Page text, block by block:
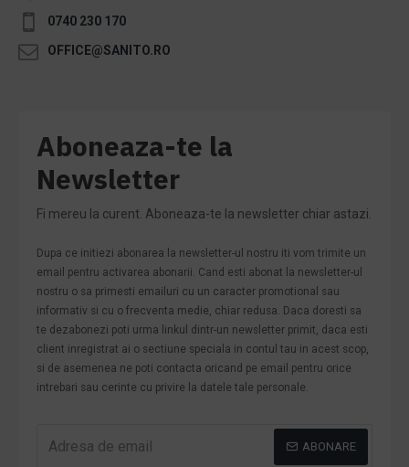
0740 230 170
OFFICE@SANITO.RO
Aboneaza-te la
Newsletter
Fi mereu la curent. Aboneaza-te la newsletter chiar astazi.
Dupa ce initiezi abonarea la newsletter-ul nostru iti vom trimite un
email pentru activarea abonarii. Cand esti abonat la newsletter-ul
nostru o sa primesti emailuri cu un caracter promotional sau
informativ si cu o frecventa medie, chiar redusa. Daca doresti sa
te dezabonezi poti urma linkul dintr-un newsletter primit, daca esti
client inregistrat ai o sectiune speciala in contul tau in acest scop,
si de asemenea ne poti contacta oricand pe email pentru orice
intrebari sau cerinte cu privire la datele tale personale.
ABONARE